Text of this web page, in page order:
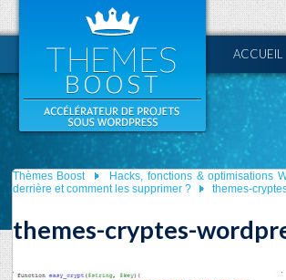
ACCUEIL
Thèmes Boost Hacks, fonctions & optimisations
derrière et comment les supprimer ?
themes-
themes-cryptes-